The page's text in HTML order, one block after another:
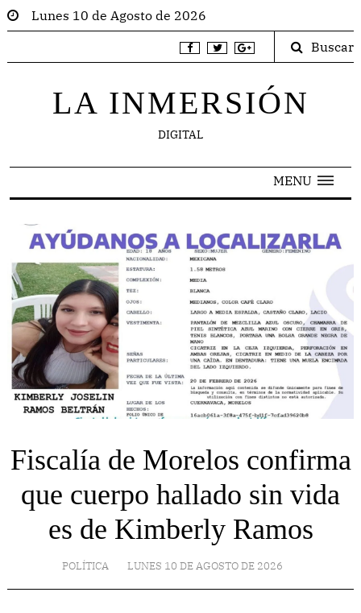
Lunes 10 de Agosto de 2026
Buscar
LA INMERSIÓN
DIGITAL
MENU
Fiscalía de Morelos confirma
que cuerpo hallado sin vida
es de Kimberly Ramos
POLÍTICA LUNES 10 DE AGOSTO DE 2026